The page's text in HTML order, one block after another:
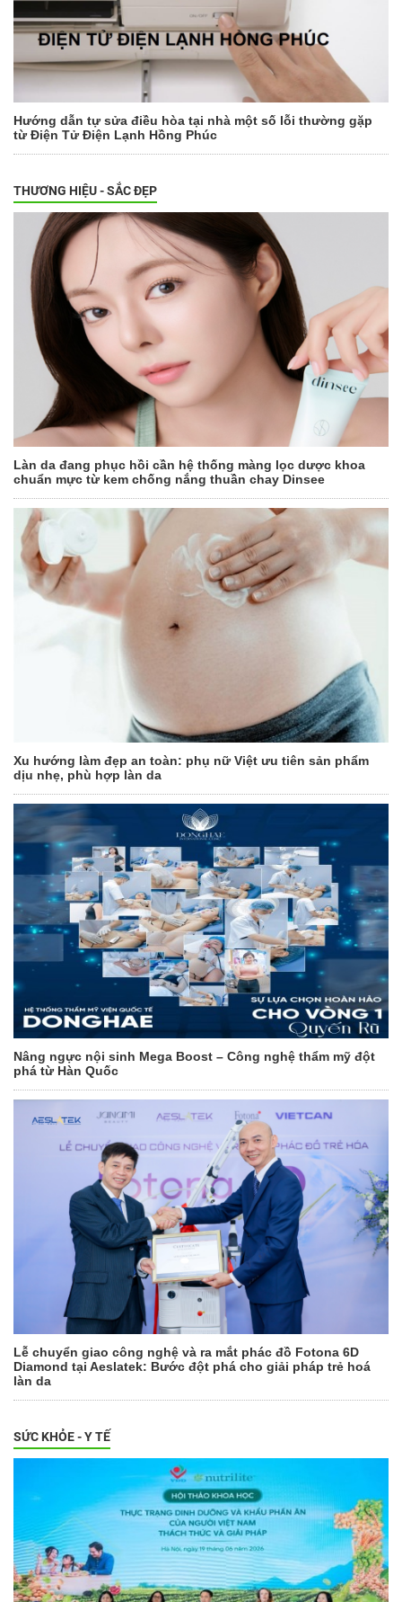
Hướng dẫn tự sửa điều hòa tại nhà một số lỗi thường gặp
từ Điện Tử Điện Lạnh Hồng Phúc
THƯƠNG HIỆU - SẮC ĐẸP
Làn da đang phục hồi cần hệ thống màng lọc dược khoa
chuẩn mực từ kem chống nắng thuần chay Dinsee
Xu hướng làm đẹp an toàn: phụ nữ Việt ưu tiên sản phẩm
dịu nhẹ, phù hợp làn da
Nâng ngực nội sinh Mega Boost – Công nghệ thẩm mỹ đột
phá từ Hàn Quốc
Lễ chuyển giao công nghệ và ra mắt phác đồ Fotona 6D
Diamond tại Aeslatek: Bước đột phá cho giải pháp trẻ hoá
làn da
SỨC KHỎE - Y TẾ